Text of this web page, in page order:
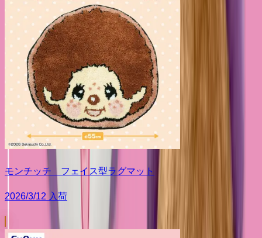
モンチッチ フェイス型ラグマット
2026/3/12 入荷